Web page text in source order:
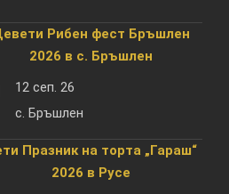
Рибен фест Бръшлен
2026 в с. Бръшлен
12 сеп. 26
с. Бръшлен
Празник на торта „Гараш“
2026 в Русе